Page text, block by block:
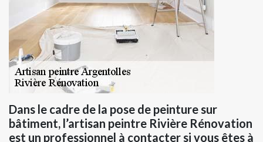
Dans le cadre de la pose de peinture sur
bâtiment, l’artisan peintre Rivière Rénovation
est un professionnel à contacter si vous êtes à